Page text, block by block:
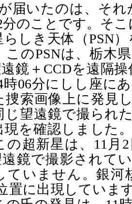
届いたのは、それ
分のことです。そ
しき天体（PSN
このPSNは、栃木
鏡＋CCDを遠隔
時06分にしし座に
捜索画像上に発見
じ望遠鏡で撮られ
現を確認しました
の超新星は、11月
遠鏡で撮影されて
ていません。銀河
置に出現していま